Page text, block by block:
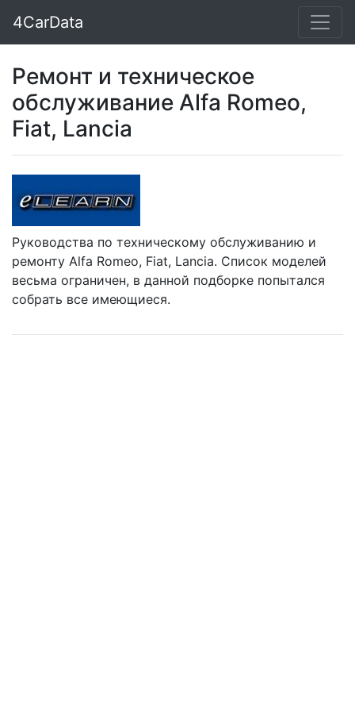
4CarData
Ремонт и техническое
обслуживание Alfa Romeo,
Fiat, Lancia
Руководства по техническому обслуживанию и
ремонту Alfa Romeo, Fiat, Lancia. Список моделей
весьма ограничен, в данной подборке попытался
собрать все имеющиеся.